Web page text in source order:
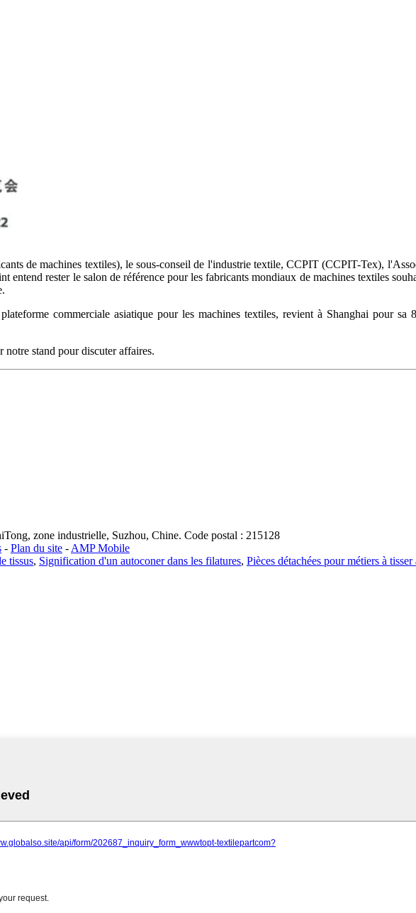
de machines textiles), le sous-conseil de l'industrie textile, CCPIT (CCPIT-Tex),
rester le salon de référence pour les fabricants mondiaux de machines textiles
commerciale asiatique pour les machines textiles, revient à Shanghai pour
notre stand pour discuter affaires.
zone industrielle, Suzhou, Chine. Code postal : 215128
- Plan du site - AMP Mobile
tissus, Signification d'un autoconer dans les filatures, Pièces détachées pour métiers à tisser